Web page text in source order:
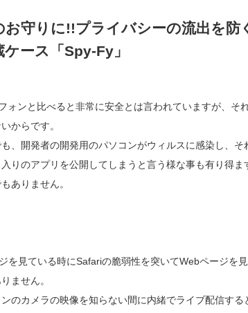
お守りに!!プライバシーの流出を防
ース「Spy-Fy」
ォンと比べると非常に安全とは言われていますが、そ
からです。
、開発者の開発用のパソコンがウィルスに感染し、そ
りのアプリを公開してしまうと言う様な事も有り得
ありません。
を見ている時にSafariの脆弱性を突いてWebページを
ません。
のカメラの映像を知らない間に内緒でライブ配信する